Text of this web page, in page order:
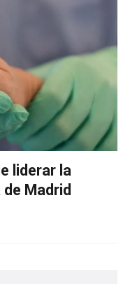
liderar la
Madrid